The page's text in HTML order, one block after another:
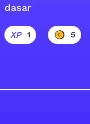
dasar
1 5